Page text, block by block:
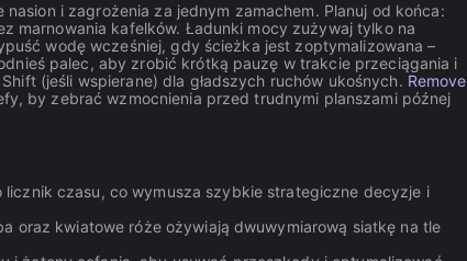
i zagrożenia za jednym zamachem. Planuj od końca:
marnowania kafelków. Ładunki mocy zużywaj tylko na
wodę wcześniej, gdy ścieżka jest zoptymalizowana –
palec, aby zrobić krótką pauzę w trakcie przeciągania i
(jeśli wspierane) dla gładszych ruchów ukośnych. Remove
by zebrać wzmocnienia przed trudnymi planszami późnej
licznik czasu, co wymusza szybkie strategiczne decyzje i
oraz kwiatowe róże ożywiają dwuwymiarową siatkę na tle